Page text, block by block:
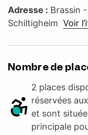
Adresse : Brassin
Schiltigheim Voir
Nombre de
2 places
réservées
et sont
principale